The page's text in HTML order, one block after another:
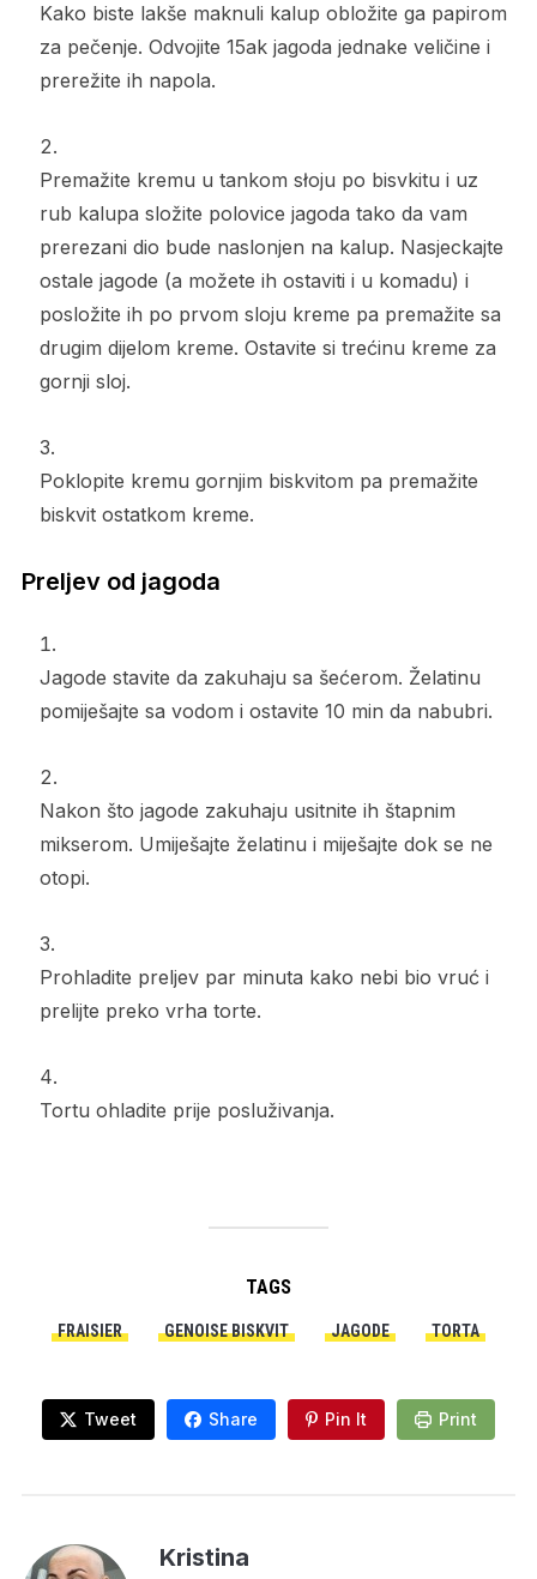
Kako biste lakše maknuli kalup obložite ga papirom
za pečenje. Odvojite 15ak jagoda jednake veličine i
prerežite ih napola.
Premažite kremu u tankom słoju po bisvkitu i uz
rub kalupa složite polovice jagoda tako da vam
prerezani dio bude naslonjen na kalup. Nasjeckajte
ostale jagode (a možete ih ostaviti i u komadu) i
posložite ih po prvom sloju kreme pa premažite sa
drugim dijelom kreme. Ostavite si trećinu kreme za
gornji sloj.
Poklopite kremu gornjim biskvitom pa premažite
biskvit ostatkom kreme.
Preljev od jagoda
Jagode stavite da zakuhaju sa šećerom. Želatinu
pomiješajte sa vodom i ostavite 10 min da nabubri.
Nakon što jagode zakuhaju usitnite ih štapnim
mikserom. Umiješajte želatinu i miješajte dok se ne
otopi.
Prohladite preljev par minuta kako nebi bio vruć i
prelijte preko vrha torte.
Tortu ohladite prije posluživanja.
TAGS
FRAISIER GENOISE BISKVIT JAGODE TORTA
Tweet Share Pin It Print
Kristina